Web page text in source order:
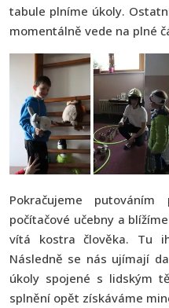
tabule plníme úkoly.
momentálně vede na plné
Pokračujeme
počítačové učebny a
vítá kostra člověka. Tu
Následně se nás ujímají
úkoly spojené s lidským
splnění opět získáváme